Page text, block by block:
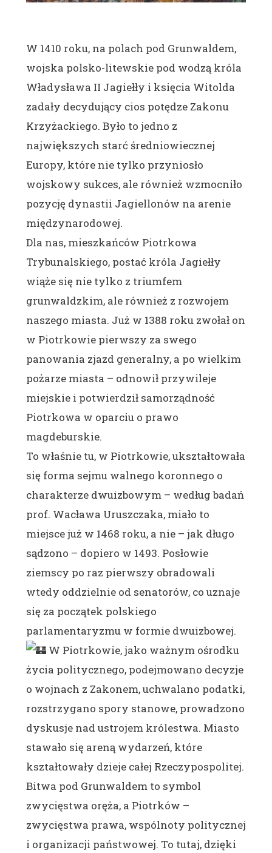
W 1410 roku, na polach pod Grunwaldem,
wojska polsko-litewskie pod wodzą króla
Władysława II Jagiełły i księcia Witolda
zadały decydujący cios potędze Zakonu
Krzyżackiego. Było to jedno z
największych starć średniowiecznej
Europy, które nie tylko przyniosło
wojskowy sukces, ale również wzmocniło
pozycję dynastii Jagiellonów na arenie
międzynarodowej.
Dla nas, mieszkańców Piotrkowa
Trybunalskiego, postać króla Jagiełły
wiąże się nie tylko z triumfem
grunwaldzkim, ale również z rozwojem
naszego miasta. Już w 1388 roku zwołał on
w Piotrkowie pierwszy za swego
panowania zjazd generalny, a po wielkim
pożarze miasta – odnowił przywileje
miejskie i potwierdził samorządność
Piotrkowa w oparciu o prawo
magdeburskie.
To właśnie tu, w Piotrkowie, ukształtowała
się forma sejmu walnego koronnego o
charakterze dwuizbowym – według badań
prof. Wacława Uruszczaka, miało to
miejsce już w 1468 roku, a nie – jak długo
sądzono – dopiero w 1493. Posłowie
ziemscy po raz pierwszy obradowali
wtedy oddzielnie od senatorów, co uznaje
się za początek polskiego
parlamentaryzmu w formie dwuizbowej.
W Piotrkowie, jako ważnym ośrodku
życia politycznego, podejmowano decyzje
o wojnach z Zakonem, uchwalano podatki,
rozstrzygano spory stanowe, prowadzono
dyskusje nad ustrojem królestwa. Miasto
stawało się areną wydarzeń, które
kształtowały dzieje całej Rzeczypospolitej.
Bitwa pod Grunwaldem to symbol
zwycięstwa oręża, a Piotrków –
zwycięstwa prawa, wspólnoty politycznej
i organizacji państwowej. To tutaj, dzięki